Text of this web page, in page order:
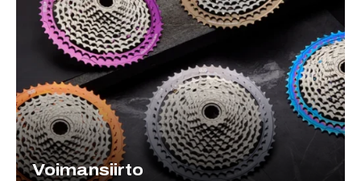
Voimansiirto